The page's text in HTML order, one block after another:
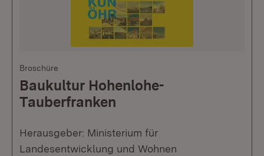
Broschüre
Baukultur Hohenlohe-
Tauberfranken
Herausgeber: Ministerium für
Landesentwicklung und Wohnen